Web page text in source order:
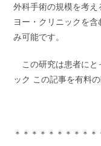
外科手術の規模を考
ヨー・クリニックを
み可能です。
この研究は患者にと
ック この記事を有料
＊＊＊＊＊＊＊＊＊＊